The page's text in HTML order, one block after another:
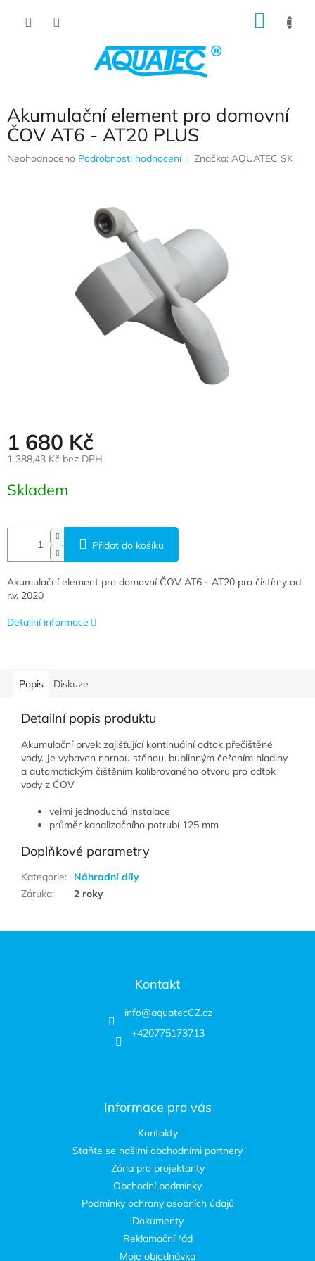
Akumulační element pro domovní
ČOV AT6 - AT20 PLUS
Průměrné hodnocení produktu je 0,0 z 5 hvězdiček.
Neohodnoceno Podrobnosti hodnocení Značka: AQUATEC SK
1 680 Kč
1 388,43 Kč bez DPH
Skladem
Přidat do košíku
Akumulační element pro domovní ČOV AT6 - AT20 pro čistírny od
r.v. 2020
Detailní informace
Popis Diskuze
Detailní popis produktu
Akumulační prvek zajišťující kontinuální odtok přečištěné
vody. Je vybaven nornou stěnou, bublinným čeřením hladiny
a automatickým čištěním kalibrovaného otvoru pro odtok
vody z ČOV
velmi jednoduchá instalace
průměr kanalizačního potrubí 125 mm
Doplňkové parametry
Kategorie:
Náhradní díly
Záruka: 2 roky
Kontakt
info@aquatecCZ.cz
+420775173713
Informace pro vás
Kontakty
Staňte se našimi obchodními partnery
Zóna pro projektanty
Obchodní podmínky
Podmínky ochrany osobních údajů
Dokumenty
Reklamační řád
Moje objednávka